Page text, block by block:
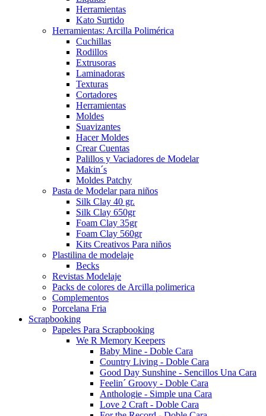
Herramientas
Kato Surtido
Herramientas: Arcilla Polimérica
Cuchillas
Rodillos
Extrusoras
Laminadoras
Texturas
Cortadores
Herramientas
Moldes
Suavizantes
Hacer Moldes
Crear Cuentas
Palillos y Vaciadores de Modelar
Makin´s
Moldes Patchy
Pasta de Modelar para niños
Silk Clay 40 gr.
Silk Clay 650gr
Foam Clay 35gr
Foam Clay 560gr
Kits Creativos Para niños
Plastilina de modelaje
Becks
Revistas Modelaje
Packs de colores de Arcilla polimerica
Complementos
Porcelana Fria
Scrapbooking
Papeles Para Scrapbooking
We R Memory Keepers
Baby Mine - Doble Cara
Country Living - Doble Cara
Good Day Sunshine - Sencillos Una Cara
Feelin´ Groovy - Doble Cara
Anthologie - Simple una Cara
Love 2 Craft - Doble Cara